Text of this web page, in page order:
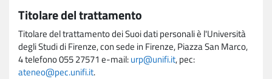
Titolare del trattamento
Titolare del trattamento dei Suoi dati personali è l'Università
degli Studi di Firenze, con sede in Firenze, Piazza San Marco,
4 telefono 055 27571 e-mail:urp@unifi.it, pec:
ateneo@pec.unifi.it.